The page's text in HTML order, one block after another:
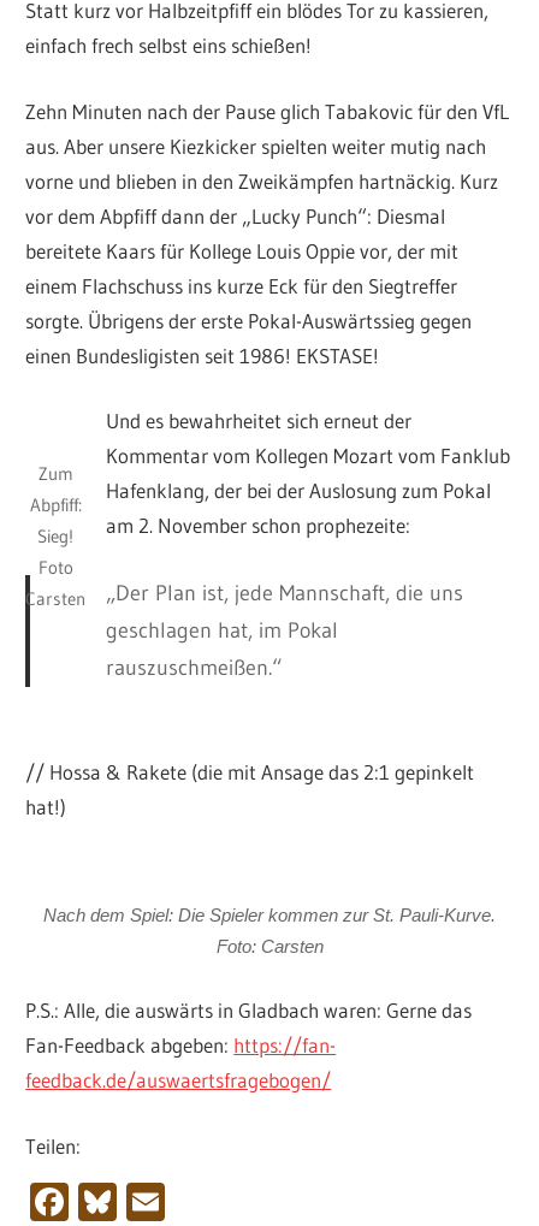
Statt kurz vor Halbzeitpfiff ein blödes Tor zu kassieren,
einfach frech selbst eins schießen!
Zehn Minuten nach der Pause glich Tabakovic für den VfL
aus. Aber unsere Kiezkicker spielten weiter mutig nach
vorne und blieben in den Zweikämpfen hartnäckig. Kurz
vor dem Abpfiff dann der „Lucky Punch“: Diesmal
bereitete Kaars für Kollege Louis Oppie vor, der mit
einem Flachschuss ins kurze Eck für den Siegtreffer
sorgte. Übrigens der erste Pokal-Auswärtssieg gegen
einen Bundesligisten seit 1986! EKSTASE!
Zum
Abpfiff:
Sieg!
Foto
Carsten
Und es bewahrheitet sich erneut der
Kommentar vom Kollegen Mozart vom Fanklub
Hafenklang, der bei der Auslosung zum Pokal
am 2. November schon prophezeite:
„Der Plan ist, jede Mannschaft, die uns
geschlagen hat, im Pokal
rauszuschmeißen.“
// Hossa & Rakete (die mit Ansage das 2:1 gepinkelt
hat!)
Nach dem Spiel: Die Spieler kommen zur St. Pauli-Kurve.
Foto: Carsten
P.S.: Alle, die auswärts in Gladbach waren: Gerne das
Fan-Feedback abgeben: https://fan-
feedback.de/auswaertsfragebogen/
Teilen:
Facebook
Bluesky